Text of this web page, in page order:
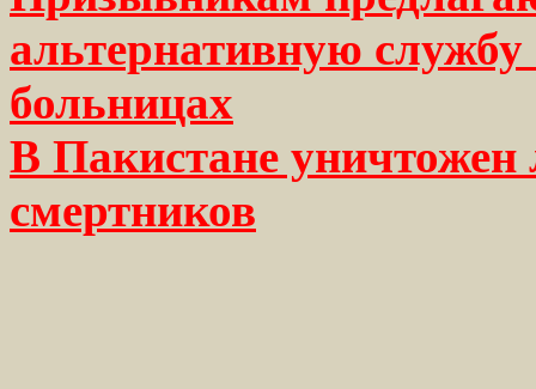
альтернативную
больницах
В Пакистане уничтожен
смертников